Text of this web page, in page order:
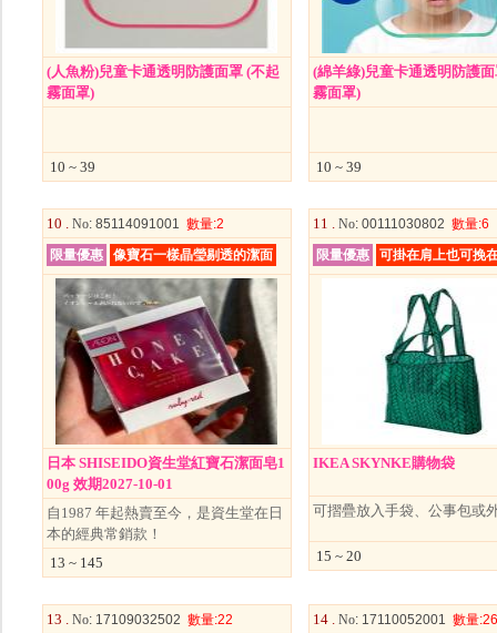
(人魚粉)兒童卡通透明防護面罩 (不起
霧面罩)
10 ~ 39
(綿羊綠)兒童卡通透明防護
霧面罩)
10 ~ 39
10 . No: 85114091001 數量:2
限量優惠
像寶石一樣晶瑩剔透的潔面
日本 SHISEIDO資生堂紅寶石潔面皂1
00g 效期2027-10-01
自1987 年起熱賣至今，是資生堂在日
本的經典常銷款！
13 ~ 145
11 . No: 00111030802 數量:6
限量優惠
可掛在肩上也可挽
IKEA SKYNKE購物袋
可摺疊放入手袋、公事包或
15 ~ 20
13 . No: 17109032502 數量:22
14 . No: 17110052001 數量:26